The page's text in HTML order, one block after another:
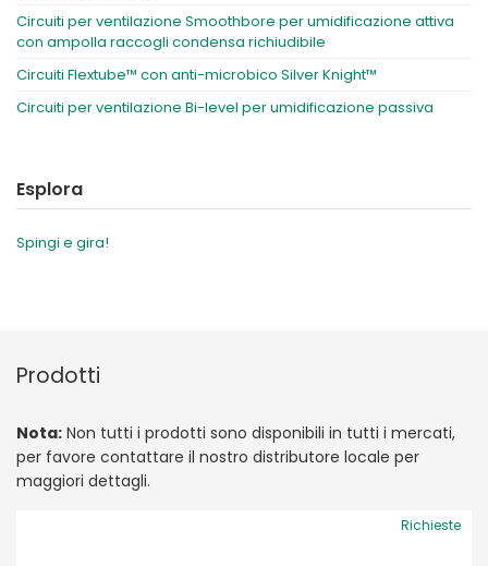
Circuiti per ventilazione Smoothbore per umidificazione attiva
con ampolla raccogli condensa richiudibile
Circuiti Flextube™ con anti-microbico Silver Knight™
Circuiti per ventilazione Bi-level per umidificazione passiva
Esplora
Spingi e gira!
Prodotti
Nota: Non tutti i prodotti sono disponibili in tutti i mercati,
per favore contattare il nostro distributore locale per
maggiori dettagli.
Richieste